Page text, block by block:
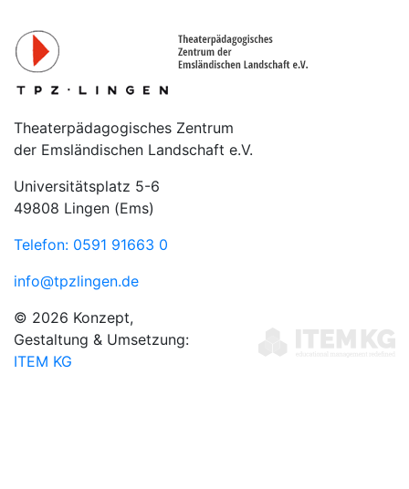
Theaterpädagogisches Zentrum
der Emsländischen Landschaft e.V.
Universitätsplatz 5-6
49808 Lingen (Ems)
Telefon: 0591 91663 0
info@tpzlingen.de
© 2026 Konzept,
Gestaltung & Umsetzung:
ITEM KG